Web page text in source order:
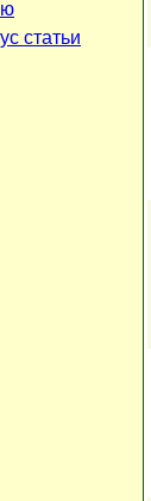
статьи